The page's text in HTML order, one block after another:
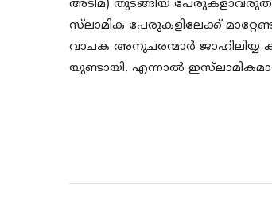
അടിമ) തുടങ്ങിയ
സ്‌ലാമിക പേരുകളിലേക്ക്
വാചക അനുചരന്മാര്‍ ജാഹിലിയ്യ
യുണ്ടായി. എന്നാല്‍